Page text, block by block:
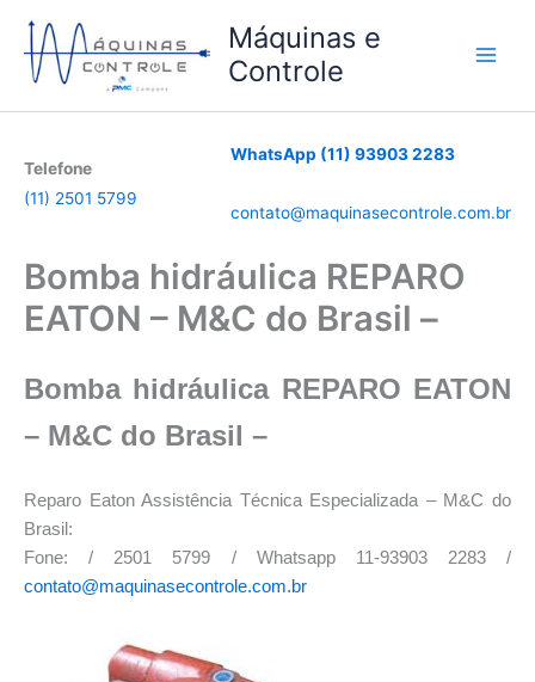
para
Máquinas e
Controle
Telefone
(11) 2501 5799
WhatsApp (11) 93903 2283
contato@maquinasecontrole.com.br
Bomba hidráulica REPARO
EATON – M&C do Brasil –
Bomba hidráulica REPARO EATON
– M&C do Brasil –
Reparo Eaton Assistência Técnica Especializada – M&C do
Brasil:
Fone: / 2501 5799 / Whatsapp 11-93903 2283 /
contato@maquinasecontrole.com.br